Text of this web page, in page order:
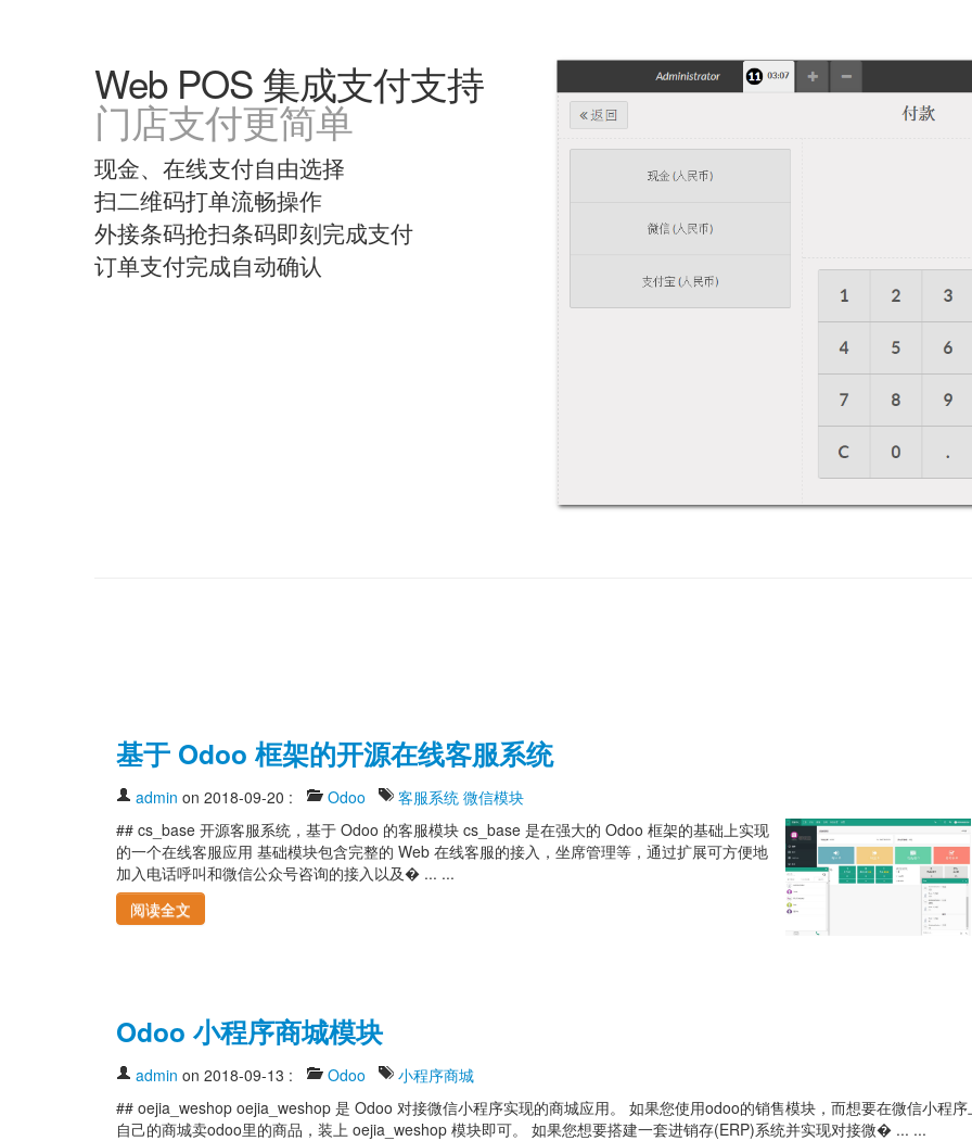
Web POS 集成支付支持
门店支付更简单
现金、在线支付自由选择
扫二维码打单流畅操作
外接条码抢扫条码即刻完成支付
订单支付完成自动确认
基于 Odoo 框架的开源在线客服系统
admin on 2018-09-20 : Odoo 客服系统 微信模块
## cs_base 开源客服系统，基于 Odoo 的客服模块 cs_base 是在强大的 Odoo 框架的基础上实现
的一个在线客服应用 基础模块包含完整的 Web 在线客服的接入，坐席管理等，通过扩展可方便地
加入电话呼叫和微信公众号咨询的接入以及� ... ...
阅读全文
Odoo 小程序商城模块
admin on 2018-09-13 : Odoo
小程序商城
## oejia_weshop oejia_weshop 是 Odoo 对接微信小程序实现的商城应用。 如果您使用odoo的销售模块，而想要在微信小程序
自己的商城卖odoo里的商品，装上 oejia_weshop 模块即可。 如果您想要搭建一套进销存(ERP)系统并实现对接微� ... ...